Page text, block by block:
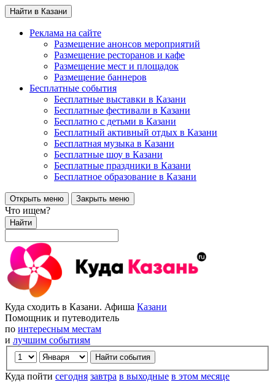
Найти в Казани
Реклама на сайте
Размещение анонсов мероприятий
Размещение ресторанов и кафе
Размещение мест и площадок
Размещение баннеров
Бесплатные события
Бесплатные выставки в Казани
Бесплатные фестивали в Казани
Бесплатно с детьми в Казани
Бесплатный активный отдых в Казани
Бесплатная музыка в Казани
Бесплатные шоу в Казани
Бесплатные праздники в Казани
Бесплатное образование в Казани
Открыть меню Закрыть меню
Что ищем?
Найти
Куда сходить в Казани. Афиша Казани
Помощник и путеводитель
по интересным местам
и лучшим событиям
Куда пойти сегодня завтра в выходные в этом месяце